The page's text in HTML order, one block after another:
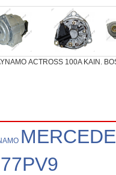
ACTROSS 100A ΚΑΙΝ.